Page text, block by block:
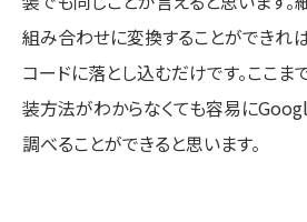
組み合わせに変換することができれ
コードに落とし込むだけです。ここま
装方法がわからなくても容易に
調べることができると思います。